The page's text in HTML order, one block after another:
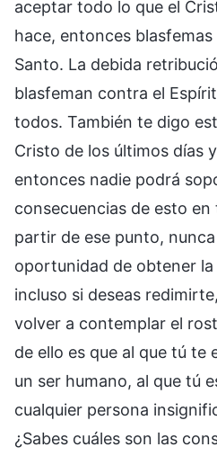
aceptar todo lo que el
hace, entonces
Santo. La debida
blasfeman contra el
todos. También te digo
Cristo de los últimos días
entonces nadie podrá
consecuencias de esto en
partir de ese punto,
oportunidad de obtener
incluso si deseas
volver a contemplar el
de ello es que al que tú te
un ser humano, al que tú
cualquier persona
¿Sabes cuáles son las